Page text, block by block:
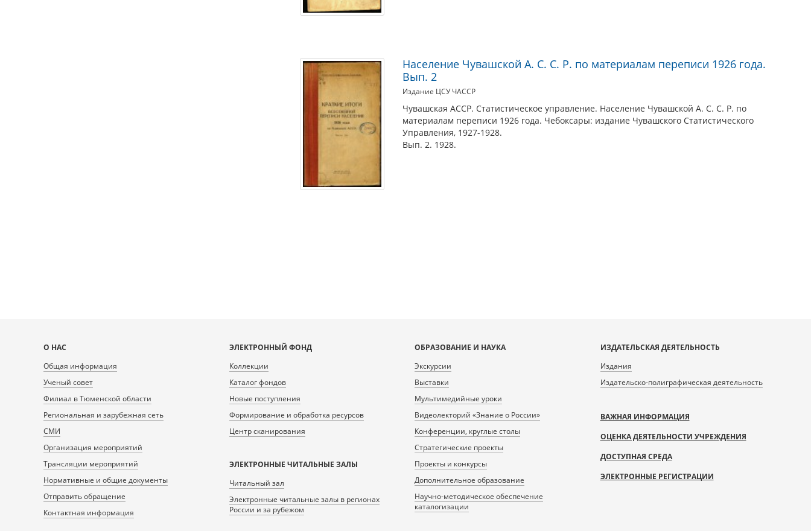
Население Чувашской А. С. С. Р. по материалам переписи 1926 года.
Вып. 2
Издание ЦСУ ЧАССР
Чувашская АССР. Статистическое управление. Население Чувашской А. С. С. Р. по
материалам переписи 1926 года. Чебоксары: издание Чувашского Статистического
Управления, 1927-1928.
Вып. 2. 1928.
Карта
сайта
О НАС
Общая информация
Ученый совет
Филиал в Тюменской области
Региональная и зарубежная сеть
СМИ
Организация мероприятий
Трансляции мероприятий
Нормативные и общие документы
Отправить обращение
Контактная информация
ЭЛЕКТРОННЫЙ ФОНД
Коллекции
Каталог фондов
Новые поступления
Формирование и обработка ресурсов
Центр сканирования
ЭЛЕКТРОННЫЕ ЧИТАЛЬНЫЕ ЗАЛЫ
Читальный зал
Электронные читальные залы в регионах
России и за рубежом
ОБРАЗОВАНИЕ И НАУКА
Экскурсии
Выставки
Мультимедийные уроки
Видеолекторий «Знание о России»
Конференции, круглые столы
Стратегические проекты
Проекты и конкурсы
Дополнительное образование
Научно-методическое обеспечение
каталогизации
ИЗДАТЕЛЬСКАЯ ДЕЯТЕЛЬНОСТЬ
Издания
Издательско-полиграфическая деятельность
ВАЖНАЯ ИНФОРМАЦИЯ
ОЦЕНКА ДЕЯТЕЛЬНОСТИ УЧРЕЖДЕНИЯ
ДОСТУПНАЯ СРЕДА
ЭЛЕКТРОННЫЕ РЕГИСТРАЦИИ